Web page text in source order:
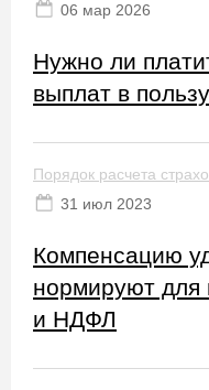
06 мaр 2026
Нужно ли
выплат в
Порядок расчета
31 июл 2023
Компенсацию
нормируют для
и НДФЛ